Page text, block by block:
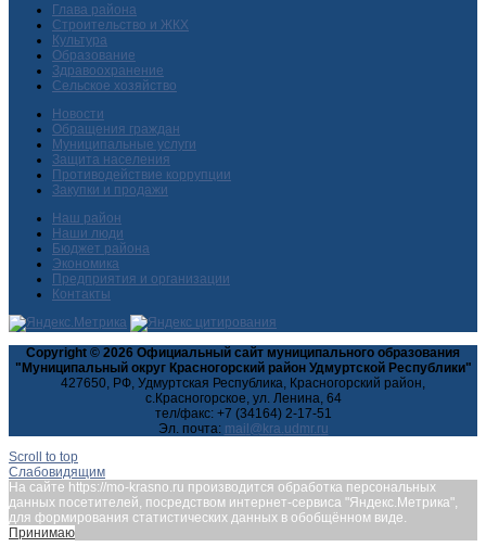
Глава района
Строительство и ЖКХ
Культура
Образование
Здравоохранение
Сельское хозяйство
Новости
Обращения граждан
Муниципальные услуги
Защита населения
Противодействие коррупции
Закупки и продажи
Наш район
Наши люди
Бюджет района
Экономика
Предприятия и организации
Контакты
Copyright © 2026 Официальный сайт муниципального образования
"Муниципальный округ Красногорский район Удмуртской Республики"
427650, РФ, Удмуртская Республика, Красногорский район,
с.Красногорское, ул. Ленина, 64
тел/факс: +7 (34164) 2-17-51
Эл. почта:
Scroll to top
Слабовидящим
На сайте https://mo-krasno.ru производится обработка персональных
данных посетителей, посредством интернет-сервиса "Яндекс.Метрика",
для формирования статистических данных в обобщённом виде.
Принимаю